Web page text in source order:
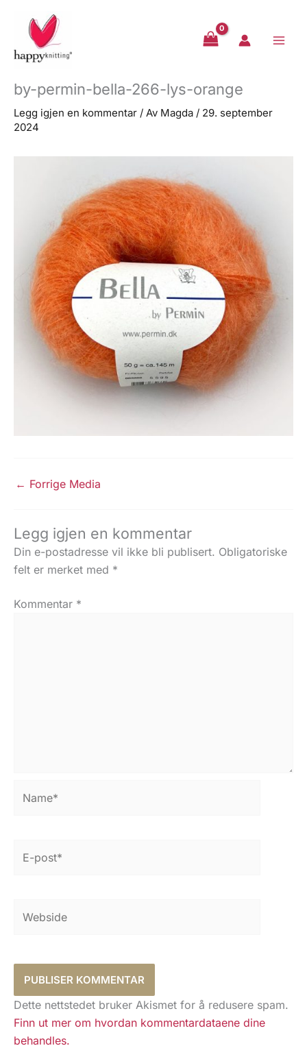
innholdet
by-permin-bella-266-lys-orange
Legg igjen en kommentar / Av Magda / 29. september
2024
← Forrige Media
Legg igjen en kommentar
Din e-postadresse vil ikke bli publisert. Obligatoriske
felt er merket med *
Kommentar *
post*
Dette nettstedet bruker Akismet for å redusere spam.
Finn ut mer om hvordan kommentardataene dine
behandles.